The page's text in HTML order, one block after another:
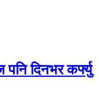
दिनभर कर्फ्यु